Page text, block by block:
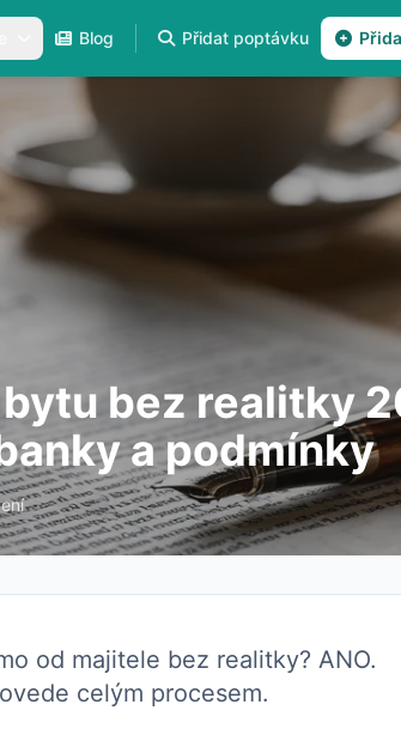
Blog Přidat poptávku
bez realitky
a podmínky
od majitele bez realitky? ANO.
celým procesem.